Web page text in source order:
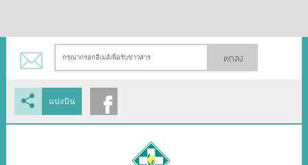
ตกลง
แบ่งปัน